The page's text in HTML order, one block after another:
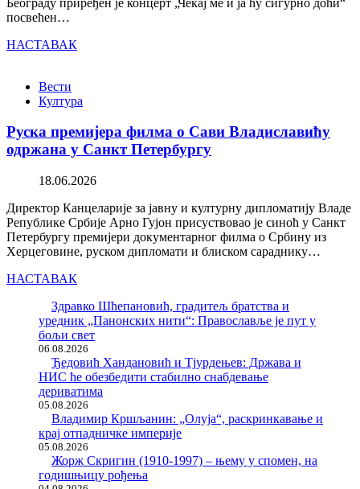
посвећен…
НАСТАВАК
Вести
Култура
Руска премијера филма о Сави Владиславићу
одржана у Санкт Петербургу
18.06.2026
Директор Канцеларије за јавну и културну дипломатију Владе
Републике Србије Арно Гујон присуствовао је синоћ у Санкт
Петербургу премијери документарног филма о Србину из
Херцеговине, руском дипломати и блиском сараднику…
НАСТАВАК
Здравко Шћепановић, градитељ братства и
уредник „Панонских нити“: Православље је пут у
бољи свет
06.08.2026
Ђедовић Хандановић и Тјурдењев: Држава и
НИС ће обезбедити стабилно снабдевање
дериватима
05.08.2026
Владимир Кршљанин: „Олуја“, раскринкавање и
крај отпадничке империје
05.08.2026
Жорж Скригин (1910-1997) – њему у спомен, на
годишњицу рођења